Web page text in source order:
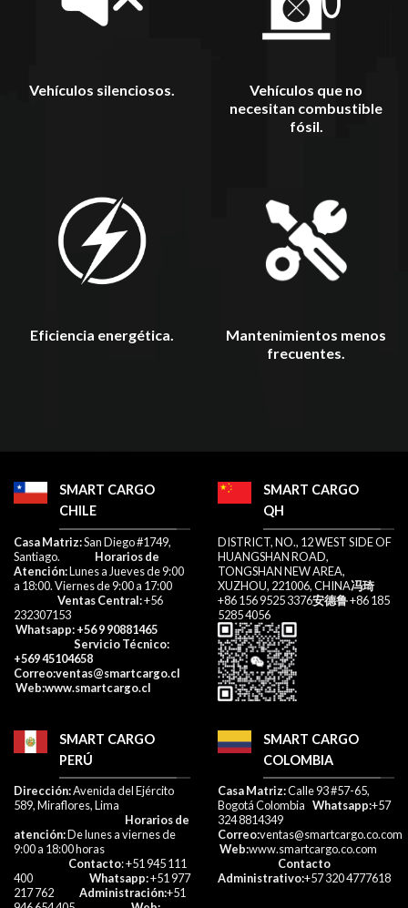
Vehículos silenciosos.
Vehículos que no
necesitan combustible
fósil.
Eficiencia energética.
Mantenimientos menos
frecuentes.
SMART CARGO
CHILE
​Casa Matriz:San Diego #1749,
Santiago. Horarios de
Atención:Lunes a Jueves de 9:00
a 18:00. Viernes de 9:00 a 17:00​
Ventas Central:+56
232307153​
Whatsapp: +56 9 90881465
Servicio Técnico:
+569 45104658
Correo:ventas@smartcargo.cl
Web:www.smartcargo.cl
SMART CARGO
QH
DISTRICT, NO., 12 WEST SIDE OF
HUANGSHAN ROAD,
TONGSHAN NEW AREA,
XUZHOU, 221006, CHINA冯琦
+86 156 9525 3376安德鲁+86 185
5285 4056
SMART CARGO
PERÚ
Dirección:Avenida del Ejército
589, Miraflores, Lima
Horarios de
atención:De lunes a viernes de
9:00 a 18:00 horas
Contacto: +51 945 111
400 Whatsapp:+51 977
217 762 Administración:+51
SMART CARGO
COLOMBIA
Casa Matriz:Calle 93 #57-65,
Bogotá Colombia Whatsapp:+57
324 8814349
Correo:ventas@smartcargo.co.com
Web:www.smartcargo.co.com
Contacto
Administrativo:+57 320 4777618​